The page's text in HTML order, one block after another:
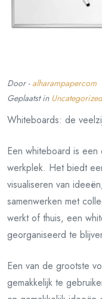
Door - alharampapercom
Geplaatst in Uncategorized
Whiteboards: de
Een whiteboard is een
werkplek. Het biedt
visualiseren van
samenwerken met
werkt of thuis, een
georganiseerd te
Een van de grootste
gemakkelijk te